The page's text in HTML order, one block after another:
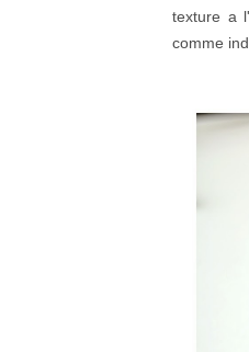
texture a
comme